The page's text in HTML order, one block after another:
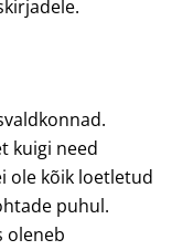
kuigi need
ole kõik loetletud
puhul.
oleneb